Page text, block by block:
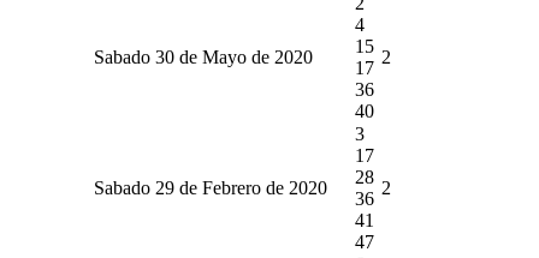
Sabado 30 de Mayo de 2020
4
15
17
36
40
2
Sabado 29 de Febrero de 2020
3
17
28
36
41
47
2